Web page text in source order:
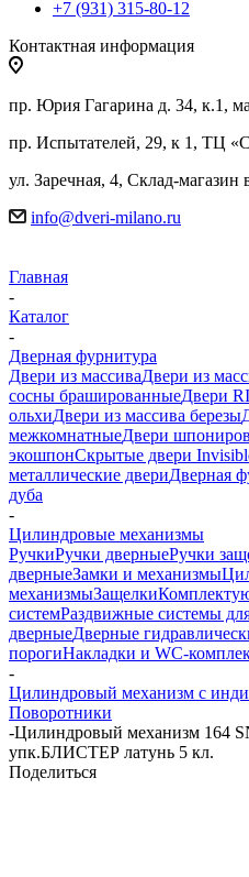
+7 (931) 315-80-12
Контактная информация
пр. Юрия Гагарина д. 34, к.1,
пр. Испытателей, 29, к 1, ТЦ
ул. Заречная, 4, Склад-
info@dveri-milano.ru
Главная
-
Каталог
-
Дверная фурнитура
Двери из массиваДвери из
сосны брашированныеДвери
ольхиДвери из массива березы
межкомнатныеДвери
экошпонСкрытые двери
металлические двериДверная
дуба
-
Цилиндровые механизмы
РучкиРучки дверныеРучки
дверныеЗамки и механизмы
механизмыЗащелки
системРаздвижные системы
дверныеДверные
порогиНакладки и WC-
-
Цилиндровый механизм с
Поворотники
-Цилиндровый механизм 164
упк.БЛИСТЕР латунь 5 кл.
Поделиться